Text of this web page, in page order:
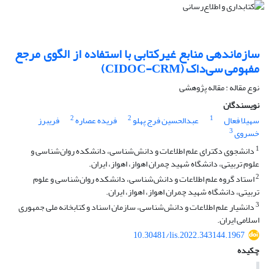
سازماندهی منابع غیرکتابی با استفاده از الگوی مرجع
مفهومی سی‌داک (CIDOC-CRM)
نوع مقاله : مقاله پژوهشی
نویسندگان
سهیلا فعال
1 عبدالحسین فرج پهلو2 فریده عصاره2 فریبرز
خسروی3
1 دانشجوی دکترای علم اطلاعات و دانش‌شناسی، دانشکده روان‌شناسی و
علوم تربیتی، دانشگاه شهید چمران اهواز، اهواز، ایران.
2استاد گروه علم اطلاعات و دانش‌شناسی، دانشکده روان‌شناسی و علوم
تربیتی، دانشگاه شهید چمران اهواز، اهواز، ایران.
3دانشیار علم اطلاعات و دانش‌شناسی، سازمان اسناد و کتابخانه ملی جمهوری
اسلامی ایران.
10.30481/lis.2022.343144.1967
چکیده